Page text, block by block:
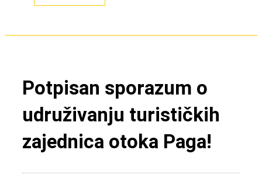
Potpisan sporazum o
udruživanju turističkih
zajednica otoka Paga!